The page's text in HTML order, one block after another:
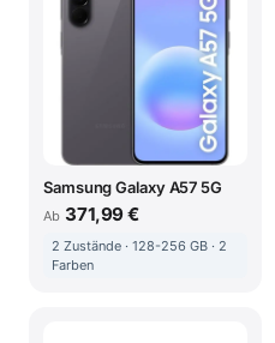
Samsung Galaxy A57 5G
Ab 371,99 €
2 Zustände · 128-256 GB · 2
Farben